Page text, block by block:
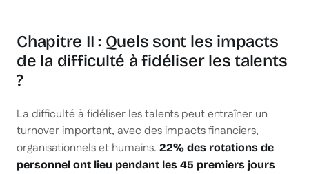
Chapitre II : Quels sont les impacts
de la difficulté à fidéliser les talents
?
La difficulté à fidéliser les talents peut entraîner un
turnover important, avec des impacts financiers,
organisationnels et humains. 22% des rotations de
personnel ont lieu pendant les 45 premiers jours